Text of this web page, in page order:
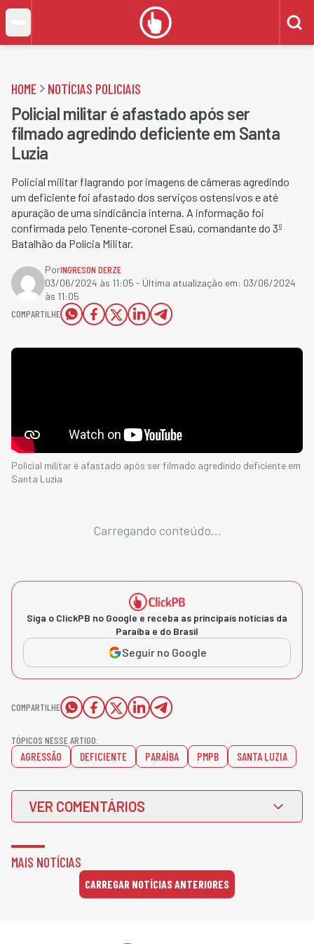
HOME NOTÍCIAS POLICIAIS
Policial militar é afastado após ser
filmado agredindo deficiente em Santa
Luzia
Policial militar flagrando por imagens de câmeras agredindo
um deficiente foi afastado dos serviços ostensivos e até
apuração de uma sindicância interna. A informação foi
confirmada pelo Tenente-coronel Esaú, comandante do 3º
Batalhão da Polícia Militar.
PorINGRESON DERZE
03/06/2024 às 11:05 - Última atualização em: 03/06/2024
às 11:05
COMPARTILHE
Policial militar é afastado após ser filmado agredindo deficiente em
Santa Luzia
Carregando conteúdo...
Siga o ClickPB no Google e receba as principais notícias da
Paraíba e do Brasil
Seguir no Google
COMPARTILHE
TÓPICOS NESSE ARTIGO:
AGRESSÃO DEFICIENTE PARAÍBA PMPB SANTA LUZIA
VER COMENTÁRIOS
MAIS NOTÍCIAS
CARREGAR NOTÍCIAS ANTERIORES